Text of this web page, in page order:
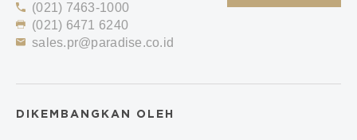
(021) 7463-1000
(021) 6471 6240
sales.pr@paradise.co.id
DIKEMBANGKAN OLEH